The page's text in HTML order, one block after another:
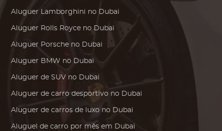
Aluguer Lamborghini no Dubai
Aluguer Rolls Royce no Dubai
Aluguer Porsche no Dubai
Aluguer BMW no Dubai
Aluguer de SUV no Dubai
Aluguer de carro desportivo no Dubai
Aluguer de carros de luxo no Dubai
Aluguel de carro por mês em Dubai